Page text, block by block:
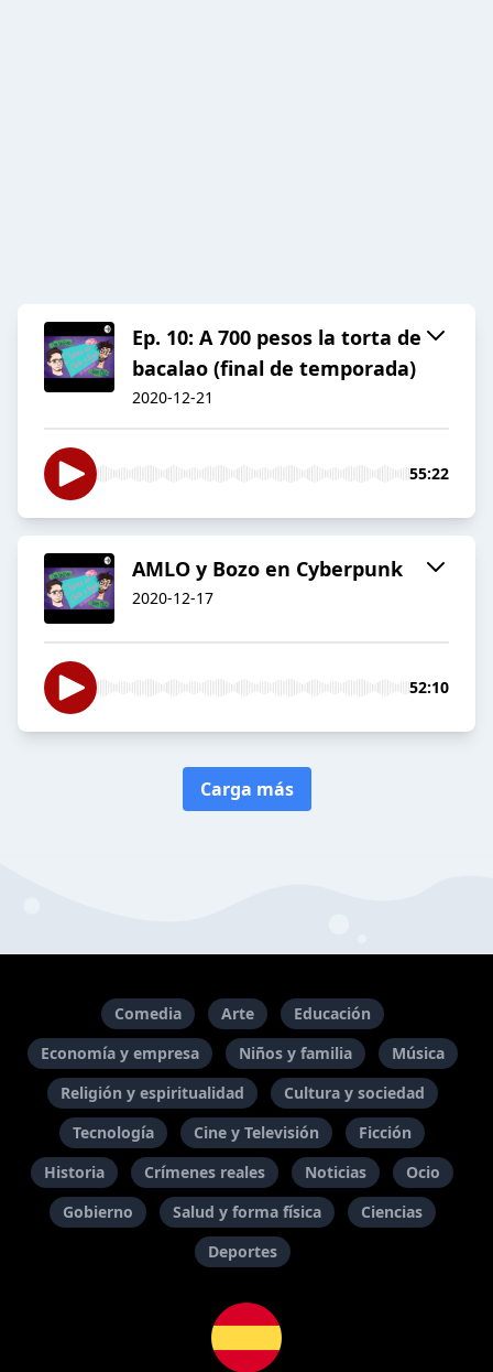
Ep. 10: A 700 pesos la torta de
bacalao (final de temporada)
2020-12-21
55:22
AMLO y Bozo en Cyberpunk
2020-12-17
52:10
Carga más
Comedia Arte
Educación
Economía y empresa
Niños y familia
Música
Religión y espiritualidad
Cultura y sociedad
Tecnología
Cine y Televisión
Ficción
Historia
Crímenes reales Noticias
Ocio
Gobierno
Salud y forma física
Ciencias
Deportes